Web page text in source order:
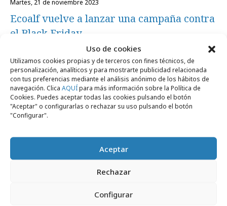
Uso de cookies
Utilizamos cookies propias y de terceros con fines técnicos, de
personalización, analíticos y para mostrarte publicidad relacionada
con tus preferencias mediante el análisis anónimo de los hábitos de
navegación. Clica AQUÍpara más información sobre la Política de
Cookies. Puedes aceptar todas las cookies pulsando el botón
"Aceptar" o configurarlas o rechazar su uso pulsando el botón
"Configurar".
Aceptar
Rechazar
Configurar
martes, 21 de noviembre 2023
Ecoalf vuelve a lanzar una campaña contra
el Black Friday
Marcas y ESG